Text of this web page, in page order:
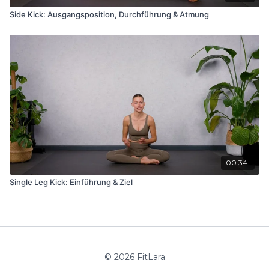
Side Kick: Ausgangsposition, Durchführung & Atmung
00:34
Single Leg Kick: Einführung & Ziel
© 2026 FitLara